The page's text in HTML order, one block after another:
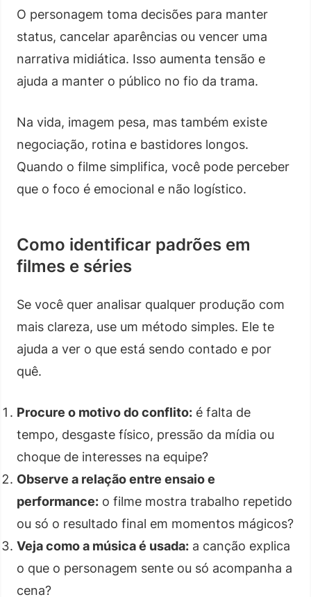
O personagem toma decisões para manter
status, cancelar aparências ou vencer uma
narrativa midiática. Isso aumenta tensão e
ajuda a manter o público no fio da trama.
Na vida, imagem pesa, mas também existe
negociação, rotina e bastidores longos.
Quando o filme simplifica, você pode perceber
que o foco é emocional e não logístico.
Como identificar padrões em
filmes e séries
Se você quer analisar qualquer produção com
mais clareza, use um método simples. Ele te
ajuda a ver o que está sendo contado e por
quê.
Procure o motivo do conflito: é falta de
tempo, desgaste físico, pressão da mídia ou
choque de interesses na equipe?
Observe a relação entre ensaio e
performance: o filme mostra trabalho repetido
ou só o resultado final em momentos mágicos?
Veja como a música é usada: a canção explica
o que o personagem sente ou só acompanha a
cena?